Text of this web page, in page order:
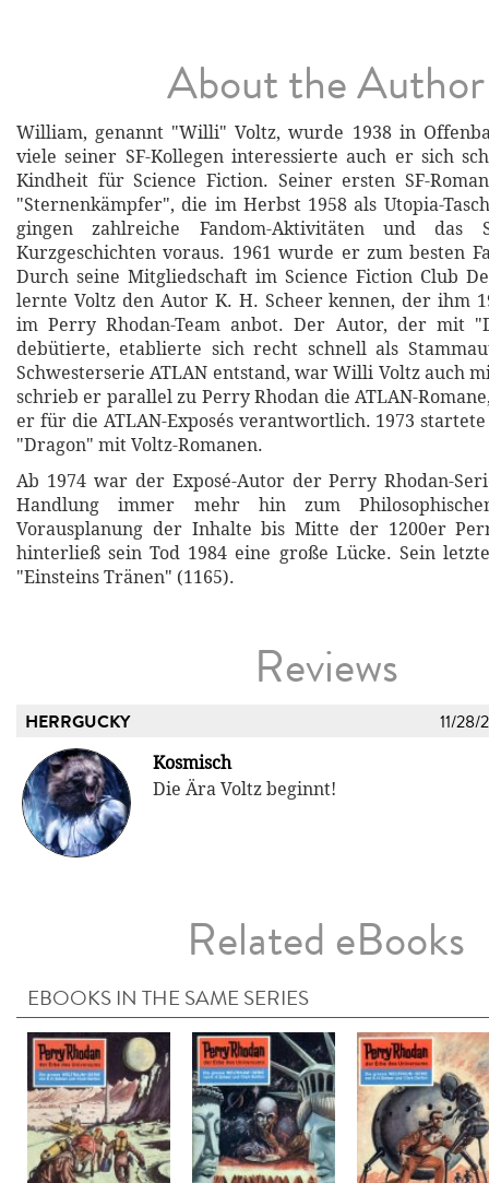
About the Author
William, genannt "Willi" Voltz, wurde 1938 in
viele seiner SF-Kollegen interessierte auch er sich
Kindheit für Science Fiction. Seiner ersten SF-
"Sternenkämpfer", die im Herbst 1958 als Utopia-
gingen zahlreiche Fandom-Aktivitäten und das
Kurzgeschichten voraus. 1961 wurde er zum besten
Durch seine Mitgliedschaft im Science Fiction Club
lernte Voltz den Autor K. H. Scheer kennen, der ihm
im Perry Rhodan-Team anbot. Der Autor, der mit
debütierte, etablierte sich recht schnell als
Schwesterserie ATLAN entstand, war Willi Voltz auch
schrieb er parallel zu Perry Rhodan die ATLAN-
er für die ATLAN-Exposés verantwortlich. 1973 startete
"Dragon" mit Voltz-Romanen.
Ab 1974 war der Exposé-Autor der Perry Rhodan-
Handlung immer mehr hin zum
Vorausplanung der Inhalte bis Mitte der 1200er
hinterließ sein Tod 1984 eine große Lücke. Sein
"Einsteins Tränen" (1165).
Reviews
HERRGUCKY 11/28/
Kosmisch
Die Ära Voltz beginnt!
Related eBooks
EBOOKS IN THE SAME SERIES